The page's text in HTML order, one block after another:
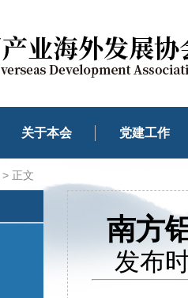
关于本会 党建工作
> 正文
南方
发布